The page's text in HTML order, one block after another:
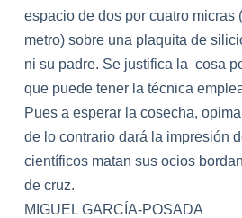
espacio de dos por cuatro micras
metro) sobre una plaquita de
ni su padre. Se justifica la cosa
que puede tener la técnica
Pues a esperar la cosecha,
de lo contrario dará la impresión
científicos matan sus ocios
de cruz.
MIGUEL GARCÍA-POSADA